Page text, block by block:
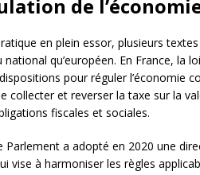
de
en plein essor, plusieurs
qu’européen. En France, la
pour réguler l’économie
collecter et reverser la taxe sur la
fiscales et sociales.
Parlement a adopté en 2020 une
vise à harmoniser les règles